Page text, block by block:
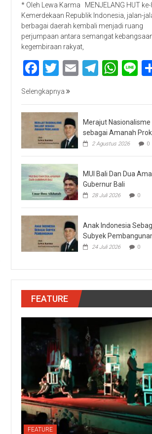
* Oleh Lewa Karma MENJELANG HUT ke-
Kemerdekaan Republik Indonesia, jalan-
berbagai daerah kembali menjadi ruang
perjumpaan antara semangat
kegembiraan rakyat,
Facebook
Twitter
Email
Selengkapnya
Merajut
sebagai Amanah
2 Agustus 2026 0
MUI Bali Dan Dua
Gubernur Bali
28 Juli 2026 0
Anak Indonesia
Subyek
24 Juli 2026 0
FEATURE
FEATURE